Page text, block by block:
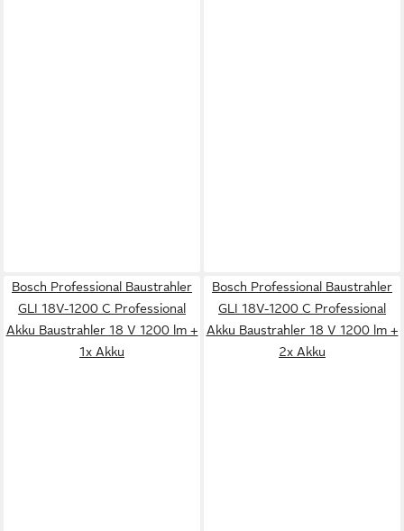
Bosch Professional Baustrahler
GLI 18V-1200 C Professional
Akku Baustrahler 18 V 1200 lm +
1x Akku
Bosch Professional Baustrahler
GLI 18V-1200 C Professional
Akku Baustrahler 18 V 1200 lm +
2x Akku